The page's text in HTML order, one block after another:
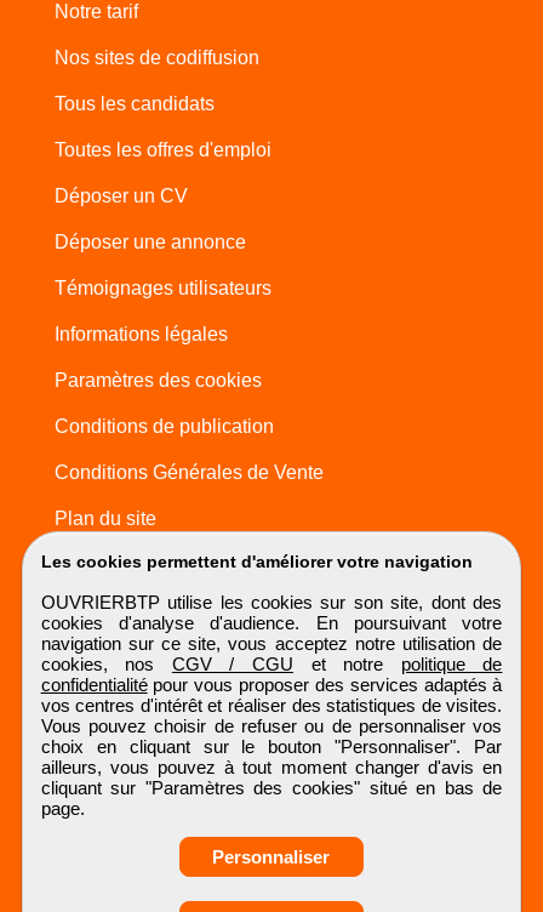
Les cookies permettent d'améliorer votre navigation
OUVRIERBTP utilise les cookies sur son site, dont des
cookies d'analyse d'audience. En poursuivant votre
navigation sur ce site, vous acceptez notre utilisation de
cookies, nos CGV / CGU et notre politique de
confidentialitépour vous proposer des services adaptés à
vos centres d'intérêt et réaliser des statistiques de visites.
Vous pouvez choisir de refuser ou de personnaliser vos
choix en cliquant sur le bouton "Personnaliser". Par
ailleurs, vous pouvez à tout moment changer d'avis en
cliquant sur "Paramètres des cookies" situé en bas de
page.
Personnaliser
Notre tarif
Nos sites de codiffusion
Tous les candidats
Toutes les offres d'emploi
Déposer un CV
Déposer une annonce
Témoignages utilisateurs
Informations légales
Paramètres des cookies
Conditions de publication
Conditions Générales de Vente
Plan du site